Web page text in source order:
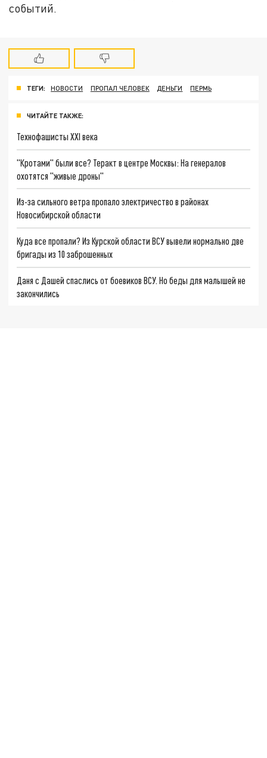
событий.
ТЕГИ: НОВОСТИ ПРОПАЛ ЧЕЛОВЕК ДЕНЬГИ ПЕРМЬ
ЧИТАЙТЕ ТАКЖЕ:
Технофашисты XXI века
"Кротами" были все? Теракт в центре Москвы: На генералов
охотятся "живые дроны"
Из-за сильного ветра пропало электричество в районах
Новосибирской области
Куда все пропали? Из Курской области ВСУ вывели нормально две
бригады из 10 заброшенных
Даня с Дашей спаслись от боевиков ВСУ. Но беды для малышей не
закончились